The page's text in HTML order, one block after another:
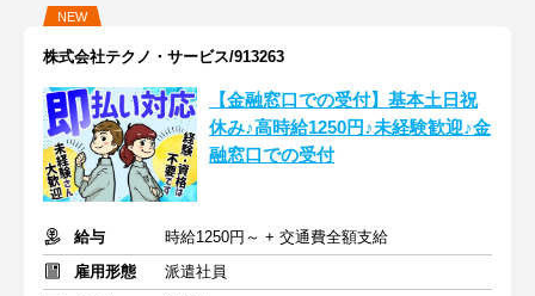
NEW
株式会社テクノ・サービス/913263
【金融窓口での受付】基本土日祝
休み♪高時給1250円♪未経験歓迎♪金
融窓口での受付
給与
時給1250円～ + 交通費全額支給
雇用形態
派遣社員